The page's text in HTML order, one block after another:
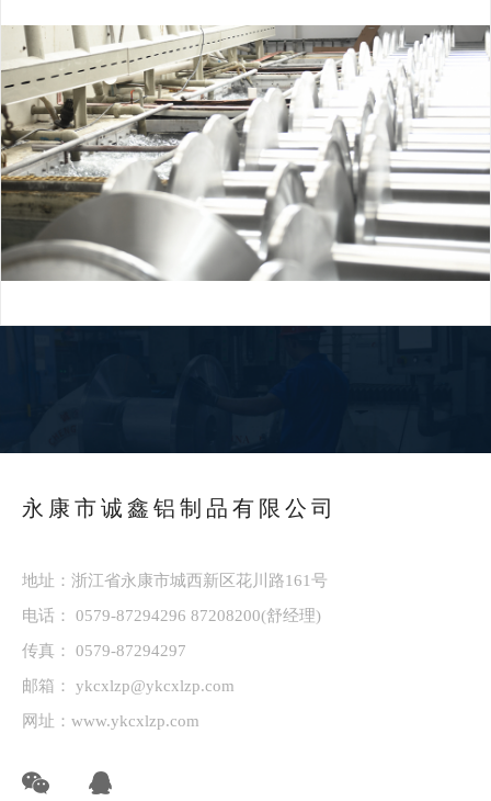
永康市诚鑫铝制品有限公司
地址：浙江省永康市城西新区花川路161号
电话： 0579-87294296 87208200(舒经理)
传真： 0579-87294297
邮箱：
ykcxlzp@ykcxlzp.com
网址： www.ykcxlzp.com